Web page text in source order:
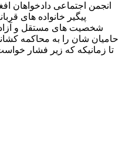
پیگیر خانواده های
شخصیت های مستقل و
حامیان شان را به محاکمه
تا زمانیکه که زیر فشار